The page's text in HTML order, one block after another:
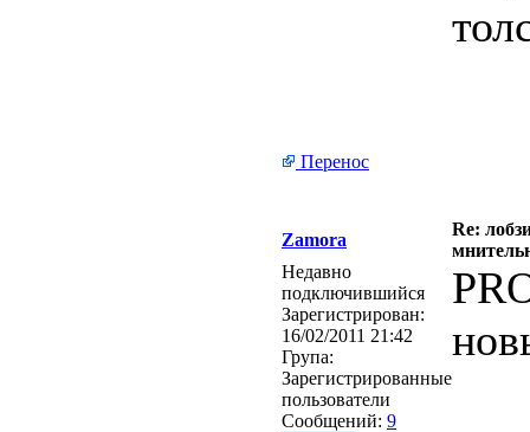
Перенос
Zamora
Re:
Недавно
подключившийся
Зарегистрирован:
16/02/2011 21:42
Група:
Зарегистрированные
пользователи
Сообщений: 9